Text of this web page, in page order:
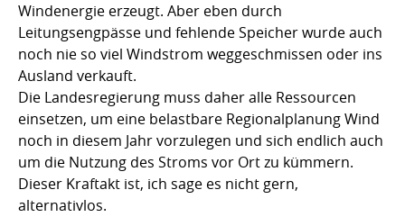
Windenergie erzeugt. Aber eben durch
Leitungsengpässe und fehlende Speicher wurde auch
noch nie so viel Windstrom weggeschmissen oder ins
Ausland verkauft.
Die Landesregierung muss daher alle Ressourcen
einsetzen, um eine belastbare Regionalplanung Wind
noch in diesem Jahr vorzulegen und sich endlich auch
um die Nutzung des Stroms vor Ort zu kümmern.
Dieser Kraftakt ist, ich sage es nicht gern,
alternativlos.